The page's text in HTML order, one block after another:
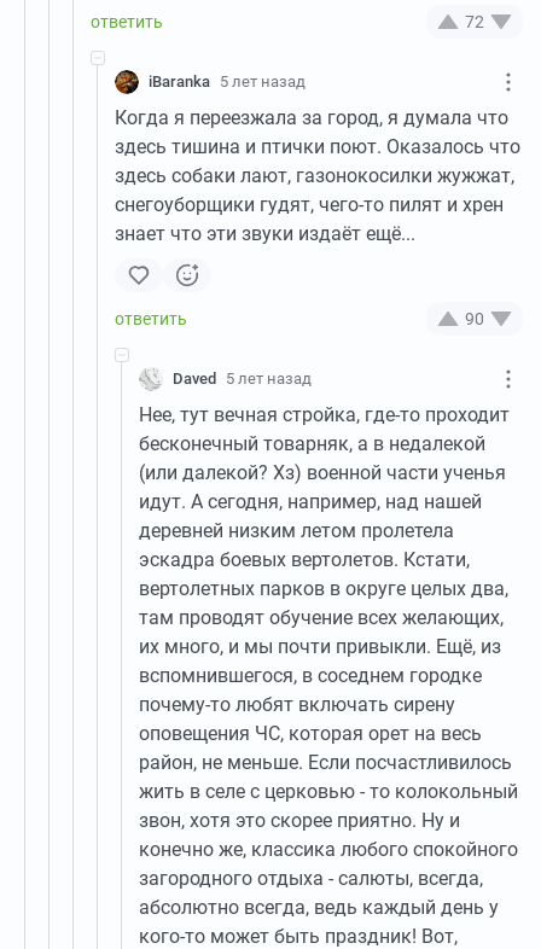
72
iBaranka 5 лет назад
Когда я переезжала за город, я думала что
здесь тишина и птички поют. Оказалось что
здесь собаки лают, газонокосилки жужжат,
снегоуборщики гудят, чего-то пилят и хрен
знает что эти звуки издаёт ещё...
90
Daved 5 лет назад
Нее, тут вечная стройка, где-то проходит
бесконечный товарняк, а в недалекой
(или далекой? Хз) военной части ученья
идут. А сегодня, например, над нашей
деревней низким летом пролетела
эскадра боевых вертолетов. Кстати,
вертолетных парков в округе целых два,
там проводят обучение всех желающих,
их много, и мы почти привыкли. Ещё, из
вспомнившегося, в соседнем городке
почему-то любят включать сирену
оповещения ЧС, которая орет на весь
район, не меньше. Если посчастливилось
жить в селе с церковью - то колокольный
звон, хотя это скорее приятно. Ну и
конечно же, классика любого спокойного
загородного отдыха - салюты, всегда,
абсолютно всегда, ведь каждый день у
кого-то может быть праздник! Вот,